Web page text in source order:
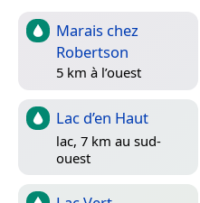
Marais chez
Robertson
5 km à l’ouest
Lac d’en Haut
lac, 7 km au sud-
ouest